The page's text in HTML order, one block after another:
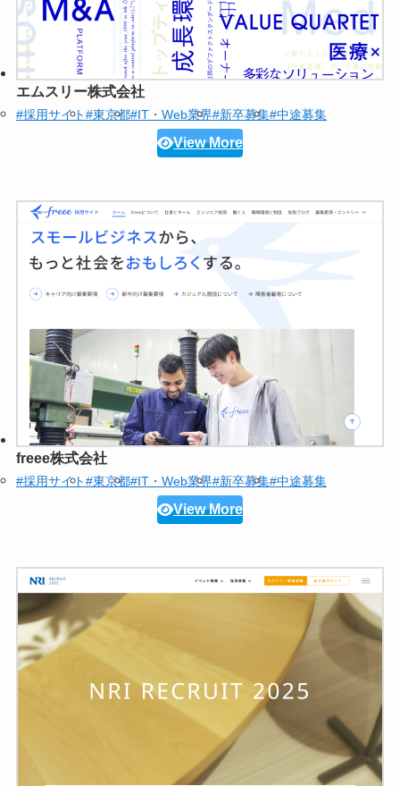
エムスリー株式会社
#採用サイト#東京都#IT・Web業界#新卒募集#中途募集
View More
freee株式会社
#採用サイト#東京都#IT・Web業界#新卒募集#中途募集
View More